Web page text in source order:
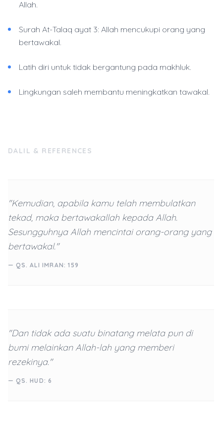
Allah.
Surah At-Talaq ayat 3: Allah mencukupi orang yang
bertawakal.
Latih diri untuk tidak bergantung pada makhluk.
Lingkungan saleh membantu meningkatkan tawakal.
DALIL & REFERENCES
"Kemudian, apabila kamu telah membulatkan
tekad, maka bertawakallah kepada Allah.
Sesungguhnya Allah mencintai orang-orang yang
bertawakal."
— QS. ALI IMRAN: 159
"Dan tidak ada suatu binatang melata pun di
bumi melainkan Allah-lah yang memberi
rezekinya."
— QS. HUD: 6